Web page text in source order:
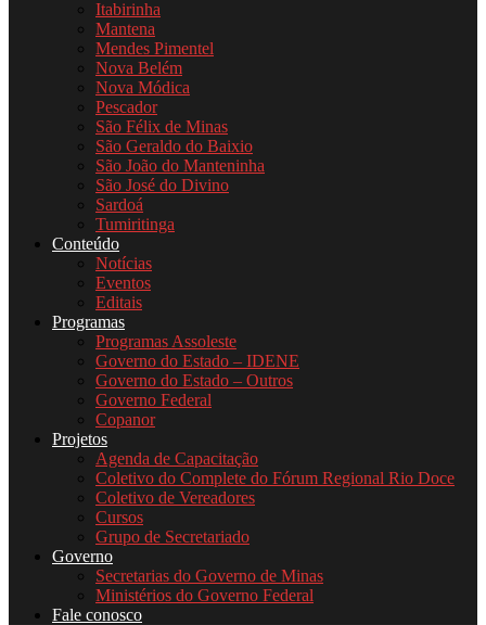
Itabirinha
Mantena
Mendes Pimentel
Nova Belém
Nova Módica
Pescador
São Félix de Minas
São Geraldo do Baixio
São João do Manteninha
São José do Divino
Sardoá
Tumiritinga
Conteúdo
Notícias
Eventos
Editais
Programas
Programas Assoleste
Governo do Estado – IDENE
Governo do Estado – Outros
Governo Federal
Copanor
Projetos
Agenda de Capacitação
Coletivo do Complete do Fórum Regional Rio Doce
Coletivo de Vereadores
Cursos
Grupo de Secretariado
Governo
Secretarias do Governo de Minas
Ministérios do Governo Federal
Fale conosco